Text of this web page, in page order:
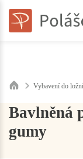
Vybavení do
Bavlněná
gumy